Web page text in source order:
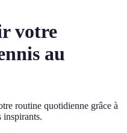
votre
au
routine quotidienne grâce à
inspirants.